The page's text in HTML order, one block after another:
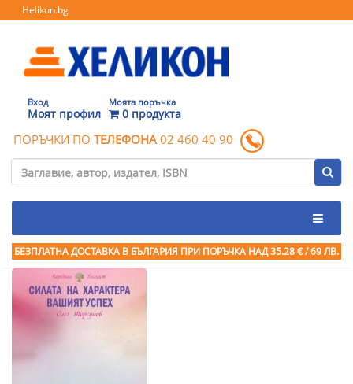
Helikon.bg
Вход
Моят профил
Моята поръчка
0 продукта
ПОРЪЧКИ ПО ТЕЛЕФОНА 02 460 40 90
БЕЗПЛАТНА ДОСТАВКА В БЪЛГАРИЯ ПРИ ПОРЪЧКА НАД 35.28 € / 69 ЛВ.